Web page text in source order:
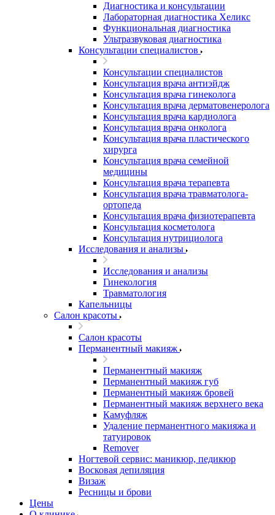
Диагностика и консультации
Лабораторная диагностика Хеликс
Функциональная диагностика
Ультразвуковая диагностика
Консультации специалистов
Консультации специалистов
Консультация врача антиэйдж
Консультация врача гинеколога
Консультация врача дерматовенеролога
Консультация врача кардиолога
Консультация врача онколога
Консультация врача пластического
хирурга
Консультация врача семейной
медицины
Консультация врача терапевта
Консультация врача травматолога-
ортопеда
Консультация врача физиотерапевта
Консультация косметолога
Консультация нутрициолога
Исследования и анализы
Исследования и анализы
Гинекология
Травматология
Капельницы
Салон красоты
Салон красоты
Перманентный макияж
Перманентный макияж
Перманентный макияж губ
Перманентный макияж бровей
Перманентный макияж верхнего века
Камуфляж
Удаление перманентного макияжа и
татуировок
Remover
Ногтевой сервис: маникюр, педикюр
Восковая депиляция
Визаж
Ресницы и брови
Цены